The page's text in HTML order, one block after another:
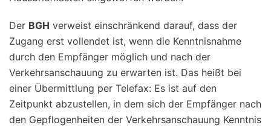
Der BGH verweist einschränkend darauf, dass der
Zugang erst vollendet ist, wenn die Kenntnisnahme
durch den Empfänger möglich und nach der
Verkehrsanschauung zu erwarten ist. Das heißt bei
einer Übermittlung per Telefax: Es ist auf den
Zeitpunkt abzustellen, in dem sich der Empfänger nach
den Gepflogenheiten der Verkehrsanschauung Kenntnis